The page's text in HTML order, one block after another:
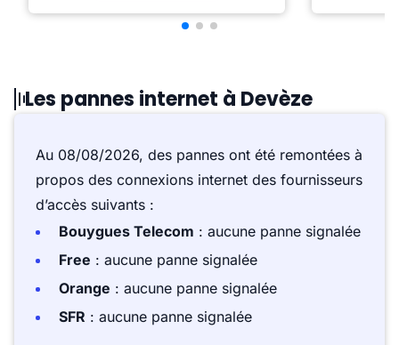
Les pannes internet à Devèze
Au 08/08/2026, des pannes ont été remontées à
propos des connexions internet des fournisseurs
d’accès suivants :
Bouygues Telecom : aucune panne signalée
Free : aucune panne signalée
Orange : aucune panne signalée
SFR : aucune panne signalée